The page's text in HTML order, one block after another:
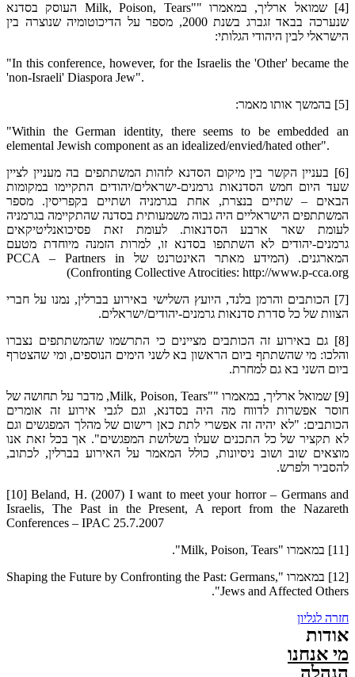
[4] שמואל ארליך, במאמרו ""Milk, Poison, Tears העוסק בסדנא
שנערכה בבאד זגברג בשנת 2000, מספר על הדיכוטומיה שנוצרה בין
הישראלי לבין היהודי הגלותי:
"In this conference, however, for the Israelis the 'Other' became the
'non-Israeli' Diaspora Jew".
[5] בהמשך אותו מאמר:
"Within the German identity, there seems to be embedded an
elemental Jewish component as an idealized/envied/hated other".
[6] בעניין הקשר בין מיקום הסדנא לזהות המשתתפים בה מעניין לציין
שעד היום חמש הסדנאות גרמנים-ישראלים/יהודים התקיימו במקומות
הבאים – שתיים בנצרת, אחת בגרמניה ושתיים בקפריסין. מספר
המשתתפים הישראליים היה גבוה משמעותית בסדנה שהתקיימה בגרמניה
לעומת שאר ארבע הסדנאות. לעומת זאת פסיכואנליטיקאים
גרמנים-יהודים לא השתתפו בסדנא זו, למרות הזמנה מיוחדת מטעם
המארגנים. (המידע מאתר האינטרנט של PCCA – Partners in
Confronting Collective Atrocities: http://www.p-cca.org)
[7] הכותבים והרמן בלנד, היועץ השלישי באירוע בברלין, נמנו על חברי
הצוות של כל סדרת סדנאות גרמנים-יהודים/ישראלים.
[8] גם באירוע זה הכותבים מציינים כי התרשמו שהמשתתפים נצברו
והלכו: מי שהשתתף ביום הראשון בא לשני הימים הנוספים, ומי שהצטרף
ביום השני בא גם למחרת.
[9] שמואל ארליך, במאמרו ""Milk, Poison, Tears, מדבר על תחושה של
חוסר אפשרות לדווח מה היה בסדנא, וגם לגבי אירוע זה אומרים
הכותבים: "לא יהיה זה אפשרי לתת כאן רישום של מהלך המפגשים וגם
לא תקציר של כל התכנים שעלו בשלושת המפגשים". אך בכל זאת אנו
מוצאים שוב ושוב ניסיונות, כולל המאמר על האירוע בברלין, לכתוב,
להסביר ולפרש.
[10] Beland, H. (2007) I want to meet your horror – Germans and
Israelis, The Past in the Present, A report from the Nazareth
Conferences – IPAC 25.7.2007
[11] במאמרו "Milk, Poison, Tears".
[12] במאמרו "Shaping the Future by Confronting the Past: Germans,
Jews and Affected Others".
חזרה לגליון
אודות
מי אנחנו